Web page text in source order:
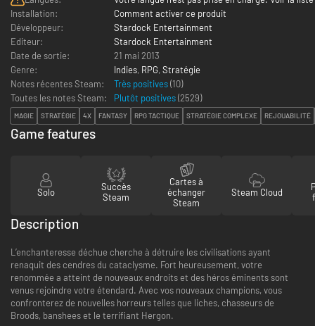
Installation:
Comment activer ce produit
Développeur:
Stardock Entertainment
Editeur:
Stardock Entertainment
Date de sortie:
21 mai 2013
Genre:
Indies, RPG, Stratégie
Notes récentes Steam:
Très positives(10)
Toutes les notes Steam:
Plutôt positives(2529)
MAGIE STRATÉGIE 4X FANTASY RPG TACTIQUE STRATÉGIE COMPLEXE REJOUABILITÉ
Game features
Solo
Succès
Steam
Cartes à
échanger
Steam
Steam Cloud
Description
L’enchanteresse déchue cherche à détruire les civilisations ayant
renaquit des cendres du cataclysme. Fort heureusement, votre
renommée a atteint de nouveaux endroits et des héros éminents sont
venus rejoindre votre étendard. Avec vos nouveaux champions, vous
confronterez de nouvelles horreurs telles que liches, chasseurs de
Broods, banshees et le terrifiant Hergon.